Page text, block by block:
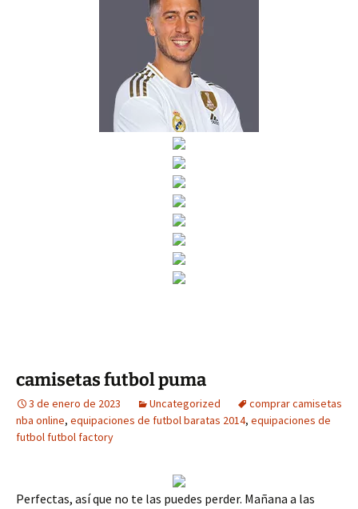
camisetas futbol puma
3 de enero de 2023 Uncategorized
comprar camisetas
nba online, equipaciones de futbol baratas 2014, equipaciones de
futbol futbol factory
Perfectas, así que no te las puedes perder. Mañana a las